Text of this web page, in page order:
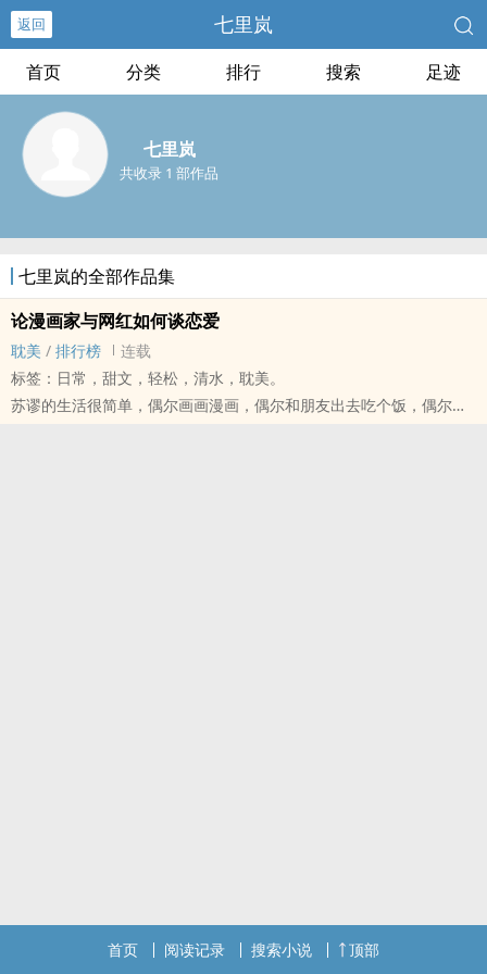
返回 七里岚
首页 分类 排行 搜索 足迹
七里岚
共收录 1 部作品
七里岚的全部作品集
论漫画家与网红如何谈恋爱
‌耽‌‌美‍‎‌ / 排行榜
连载
标签：日常，甜文，轻松，清水，‌耽‌‌美‍‎‌。
苏谬的生活很简单，偶尔画画漫画，偶尔和朋友出去吃个饭，偶尔逛
首页 阅读记录 搜索小说 顶部